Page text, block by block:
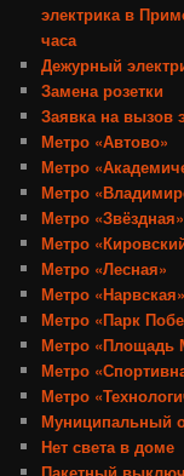
электрика в
часа
Дежурный
Замена розетки
Заявка на вызов
Метро «Автово»
Метро
Метро
Метро «Звёздная»
Метро
Метро «Лесная»
Метро «Нарвская»
Метро «Парк
Метро «Площадь
Метро
Метро
Муниципальный
Нет света в доме